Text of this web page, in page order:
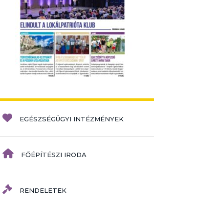
EGÉSZSÉGÜGYI INTÉZMÉNYEK
FŐÉPÍTÉSZI IRODA
RENDELETEK